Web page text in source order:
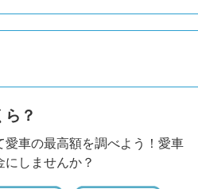
？
愛車の最高額を調べよう！愛車
にしませんか？